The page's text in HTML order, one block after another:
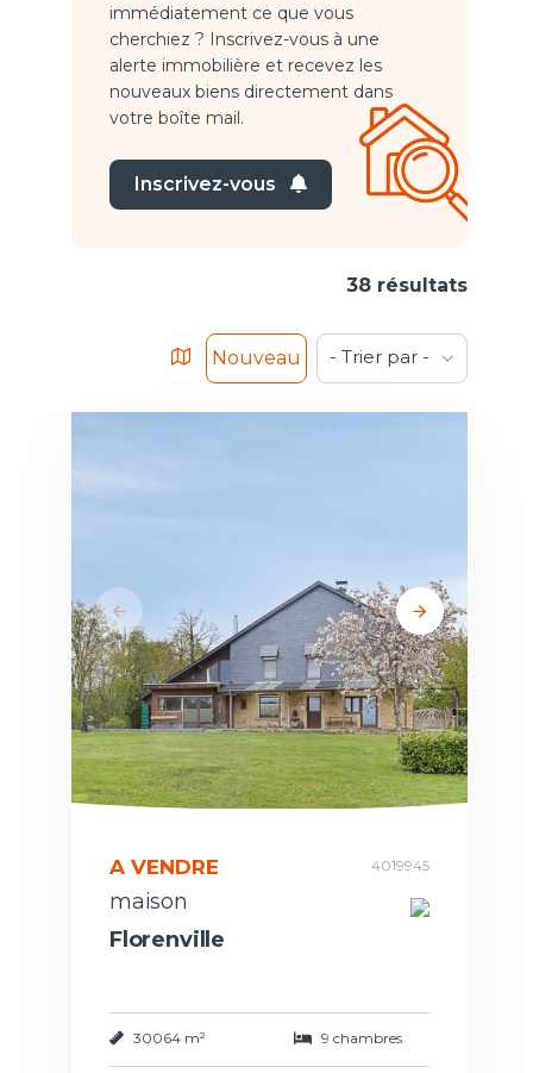
immédiatement ce que vous
cherchiez ? Inscrivez-vous à une
alerte immobilière et recevez les
nouveaux biens directement dans
votre boîte mail.
Inscrivez-vous
38 résultats
Nouveau - Trier par -
A VENDRE 4019945
maison
Florenville
30064 m² 9 chambres